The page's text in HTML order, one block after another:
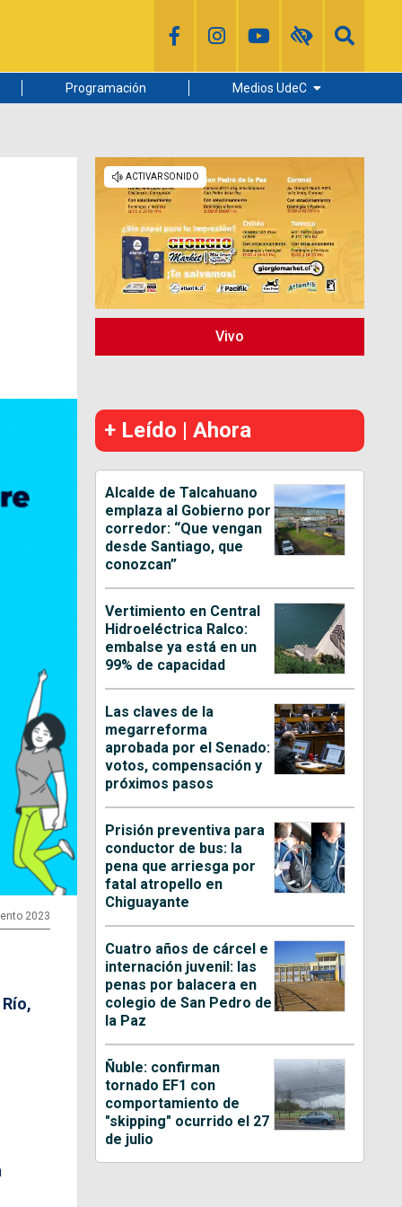
Programación Medios UdeC
Radio UdeC
Noticias UdeC
La Discusión
2023
Vivo
+ Leído | Ahora
Alcalde de Talcahuano
emplaza al Gobierno por
corredor: “Que vengan
desde Santiago, que
conozcan”
Vertimiento en Central
Hidroeléctrica Ralco:
embalse ya está en un
99% de capacidad
Las claves de la
megarreforma
aprobada por el Senado:
votos, compensación y
próximos pasos
Prisión preventiva para
conductor de bus: la
pena que arriesga por
fatal atropello en
Chiguayante
Cuatro años de cárcel e
internación juvenil: las
penas por balacera en
colegio de San Pedro de
la Paz
Ñuble: confirman
tornado EF1 con
comportamiento de
"skipping" ocurrido el 27
de julio